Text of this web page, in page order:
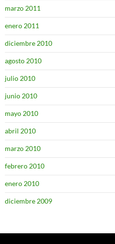
marzo 2011
enero 2011
diciembre 2010
agosto 2010
julio 2010
junio 2010
mayo 2010
abril 2010
marzo 2010
febrero 2010
enero 2010
diciembre 2009